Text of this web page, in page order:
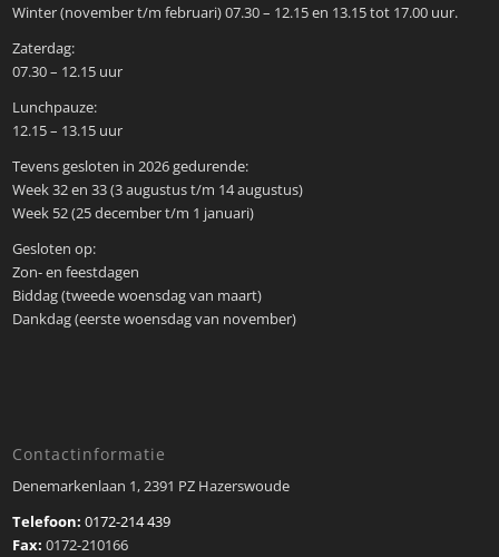
Winter (november t/m februari) 07.30 – 12.15 en 13.15 tot 17.00 uur.
Zaterdag:
07.30 – 12.15 uur
Lunchpauze:
12.15 – 13.15 uur
Tevens gesloten in 2026 gedurende:
Week 32 en 33 (3 augustus t/m 14 augustus)
Week 52 (25 december t/m 1 januari)
Gesloten op:
Zon- en feestdagen
Biddag (tweede woensdag van maart)
Dankdag (eerste woensdag van november)
Contactinformatie
Denemarkenlaan 1, 2391 PZ Hazerswoude
Telefoon:0172-214 439
Fax:0172-210166